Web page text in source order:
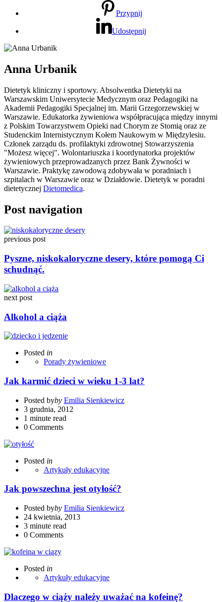
Przypnij
Udostępnij
Anna Urbanik
Dietetyk kliniczny i sportowy. Absolwentka Dietetyki na
Warszawskim Uniwersytecie Medycznym oraz Pedagogiki na
Akademii Pedagogiki Specjalnej im. Marii Grzegorzewskiej w
Warszawie. Edukatorka żywieniowa współpracująca między innymi
z Polskim Towarzystwem Opieki nad Chorym ze Stomią oraz ze
Studenckim Internistycznym Kołem Naukowym w Międzylesiu.
Członek zarządu ds. profilaktyki zdrowotnej Stowarzyszenia
"Możesz więcej". Wolontariuszka i koordynatorka projektów
żywieniowych przeprowadzanych przez Bank Żywności w
Warszawie. Praktykę zawodową zdobywała w poradniach i
szpitalach w Warszawie oraz w Działdowie. Dietetyk w poradni
dietetycznej Dietomedica.
Post navigation
previous post
Pyszne, niskokaloryczne desery, które pomogą Ci
schudnąć.
next post
Alkohol a ciąża
Posted in
Porady żywieniowe
Jak karmić dzieci w wieku 1-3 lat?
Posted byby Emilia Sienkiewicz
3 grudnia, 2012
1 minute read
0 Comments
Posted in
Artykuły edukacyjne
Jak powszechna jest otyłość?
Posted byby Emilia Sienkiewicz
24 kwietnia, 2013
3 minute read
0 Comments
Posted in
Artykuły edukacyjne
Dlaczego w ciąży należy uważać na kofeinę?